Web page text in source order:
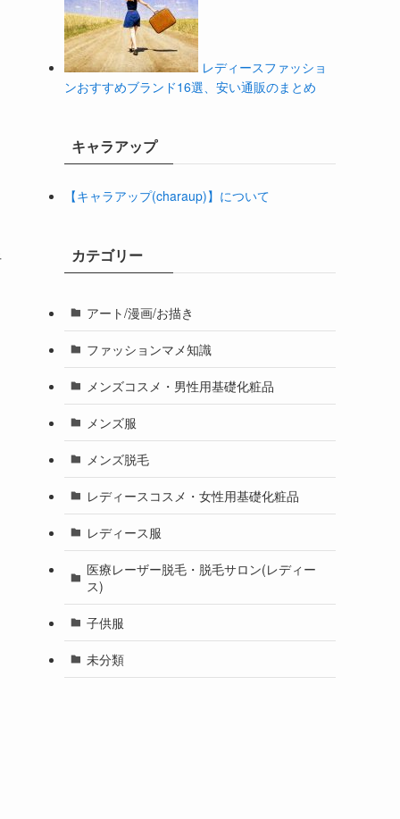
レディースファッショ
ンおすすめブランド16選、安い通販のまとめ
キャラアップ
【キャラアップ(charaup)】について
カテゴリー
アート/漫画/お描き
ファッションマメ知識
メンズコスメ・男性用基礎化粧品
メンズ服
メンズ脱毛
レディースコスメ・女性用基礎化粧品
レディース服
医療レーザー脱毛・脱毛サロン(レディー
ス)
子供服
未分類